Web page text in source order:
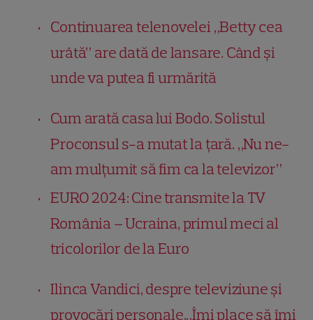
Continuarea telenovelei „Betty cea
urâtă” are dată de lansare. Când și
unde va putea fi urmărită
Cum arată casa lui Bodo. Solistul
Proconsul s-a mutat la țară. „Nu ne-
am mulţumit să fim ca la televizor”
EURO 2024: Cine transmite la TV
România – Ucraina, primul meci al
tricolorilor de la Euro
Ilinca Vandici, despre televiziune și
provocări personale.„Îmi place să îmi